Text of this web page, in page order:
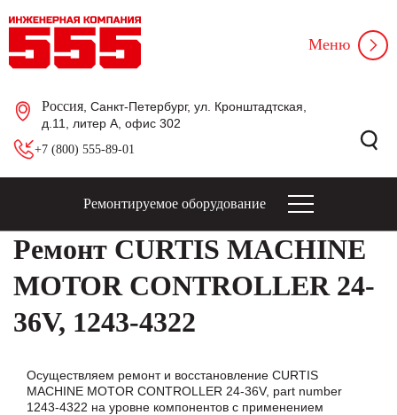
Россия , Санкт-Петербург, ул. Кронштадтская,
д.11, литер А, офис 302
+7 (800) 555-89-01
Меню
Ремонтируемое оборудование
Ремонт CURTIS MACHINE
MOTOR CONTROLLER 24-
36V, 1243-4322
Осуществляем ремонт и восстановление CURTIS
MACHINE MOTOR CONTROLLER 24-36V, part number
1243-4322 на уровне компонентов с применением